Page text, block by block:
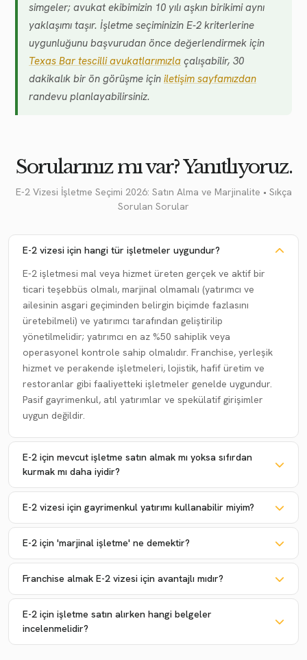
simgeler; avukat ekibimizin 10 yılı aşkın birikimi aynı
yaklaşımı taşır. İşletme seçiminizin E-2 kriterlerine
uygunluğunu başvurudan önce değerlendirmek için
Texas Bar tescilli avukatlarımızla çalışabilir, 30
dakikalık bir ön görüşme için iletişim sayfamızdan
randevu planlayabilirsiniz.
Sorularınız mı var? Yanıtlıyoruz.
E-2 Vizesi İşletme Seçimi 2026: Satın Alma ve Marjinalite • Sıkça
Sorulan Sorular
E-2 vizesi için hangi tür işletmeler uygundur?
E-2 işletmesi mal veya hizmet üreten gerçek ve aktif bir
ticari teşebbüs olmalı, marjinal olmamalı (yatırımcı ve
ailesinin asgari geçiminden belirgin biçimde fazlasını
üretebilmeli) ve yatırımcı tarafından geliştirilip
yönetilmelidir; yatırımcı en az %50 sahiplik veya
operasyonel kontrole sahip olmalıdır. Franchise, yerleşik
hizmet ve perakende işletmeleri, lojistik, hafif üretim ve
restoranlar gibi faaliyetteki işletmeler genelde uygundur.
Pasif gayrimenkul, atıl yatırımlar ve spekülatif girişimler
uygun değildir.
E-2 için mevcut işletme satın almak mı yoksa sıfırdan
kurmak mı daha iyidir?
E-2 vizesi için gayrimenkul yatırımı kullanabilir miyim?
E-2 için 'marjinal işletme' ne demektir?
Franchise almak E-2 vizesi için avantajlı mıdır?
E-2 için işletme satın alırken hangi belgeler
incelenmelidir?